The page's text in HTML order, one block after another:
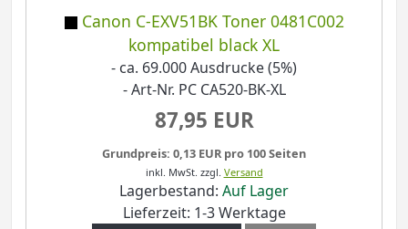
Canon C-EXV51BK Toner 0481C002
kompatibel black XL
- ca. 69.000 Ausdrucke (5%)
- Art-Nr. PC CA520-BK-XL
87,95 EUR
Grundpreis: 0,13 EUR pro 100 Seiten
inkl. MwSt. zzgl. Versand
Lagerbestand: Auf Lager
Lieferzeit: 1-3 Werktage